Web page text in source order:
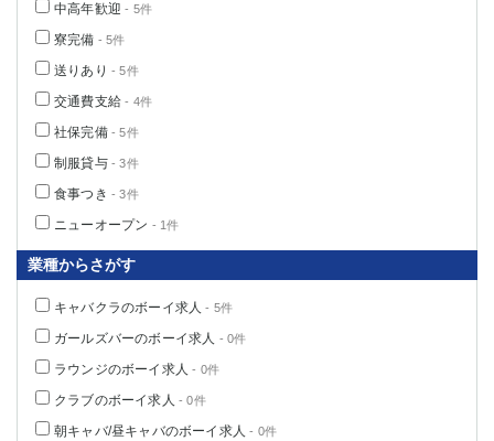
中高年歓迎 - 5件
寮完備 - 5件
送りあり - 5件
交通費支給 - 4件
社保完備- 5件
制服貸与- 3件
食事つき - 3件
ニューオープン - 1件
業種からさがす
キャバクラのボーイ求人 - 5件
ガールズバーのボーイ求人 - 0件
ラウンジのボーイ求人 - 0件
クラブのボーイ求人 - 0件
朝キャバ/昼キャバのボーイ求人 - 0件